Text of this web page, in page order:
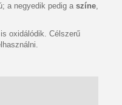
a negyedik pedig a színe,
oxidálódik. Célszerű